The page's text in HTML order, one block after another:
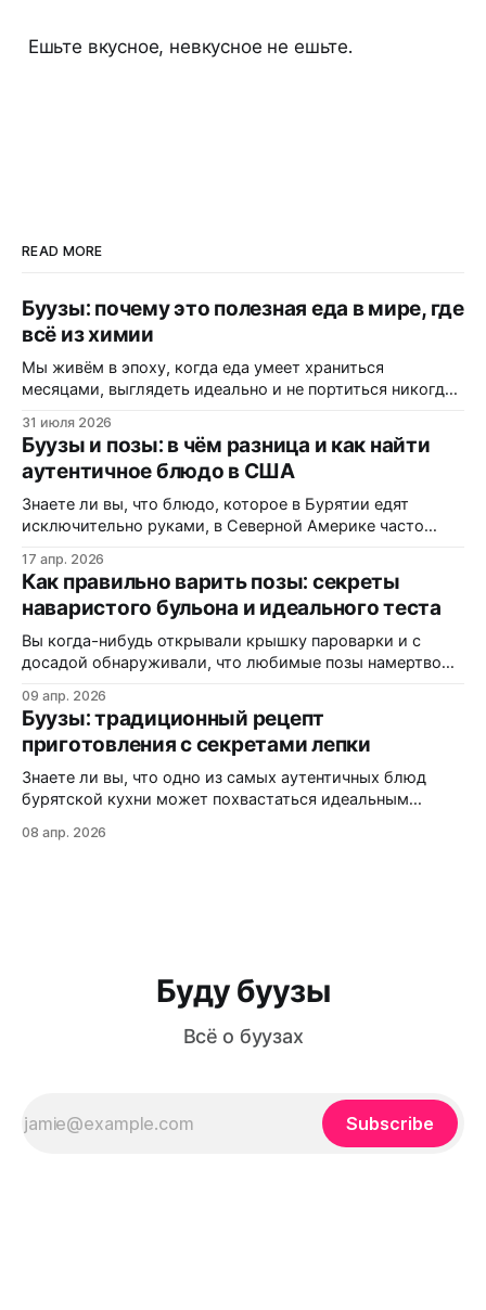
Ешьте вкусное, невкусное не ешьте.
READ MORE
Буузы: почему это полезная еда в мире, где
всё из химии
Мы живём в эпоху, когда еда умеет храниться
месяцами, выглядеть идеально и не портиться никогда.
вкус. Полки магазинов забиты ультраобработанной
пищей: полуфабрикатами, лапшой быстрого
приготовления, «домашними» котлетами с составом на
пол-этикетки. А ведь есть блюдо, которому не нужны
консерванты, потому
31 июля 2026
Буузы и позы: в чём разница и как найти
аутентичное блюдо в США
Знаете ли вы, что блюдо, которое в Бурятии едят
исключительно руками, в Северной Америке часто
материале вы узнаете, почему одни называют их
«буузы», а другие — «позы», как диаспора адаптирует
рецепт под западные реалии, и где именно на трассах
Монтаны можно заказать свежую партию без
17 апр. 2026
Как правильно варить позы: секреты
наваристого бульона и идеального теста
Вы когда-нибудь открывали крышку пароварки и с
досадой обнаруживали, что любимые позы намертво
пирожок, а внутри — сухо и безвкусно? Статистика
кулинарных форумов показывает: более 60% новичков
сталкиваются с этими проблемами при первом
знакомстве с бурятской кухней. В этой статье вы
узнаете:
09 апр. 2026
Буузы: традиционный рецепт
приготовления с секретами лепки
Знаете ли вы, что одно из самых аутентичных блюд
бурятской кухни может похвастаться идеальным
Буузы (или позы, как их ошибочно называют) — это не
08 апр. 2026
Буду буузы
Всё о буузах
Subscribe